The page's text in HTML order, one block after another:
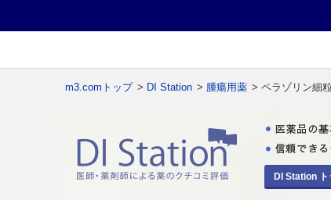
m3.comトップ > DI Station > 腫瘍用薬 > ペラゾリン細
DI Station ト